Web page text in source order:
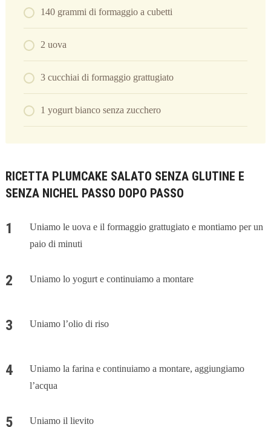
140 grammi di formaggio a cubetti
2 uova
3 cucchiai di formaggio grattugiato
1 yogurt bianco senza zucchero
RICETTA PLUMCAKE SALATO SENZA GLUTINE E
SENZA NICHEL PASSO DOPO PASSO
Uniamo le uova e il formaggio grattugiato e montiamo per un
paio di minuti
Uniamo lo yogurt e continuiamo a montare
Uniamo l’olio di riso
Uniamo la farina e continuiamo a montare, aggiungiamo
l’acqua
Uniamo il lievito